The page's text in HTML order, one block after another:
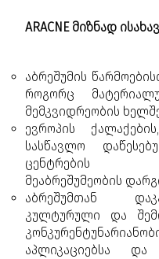
ARACNE მიზნად
აბრეშუმის
როგორც
მემკვიდრეობის
ევროპის
სასწავლო
ცენტრების
მეაბრეშუმეობის
აბრეშუმთან
კულტურული და
აპლიკაციებსა